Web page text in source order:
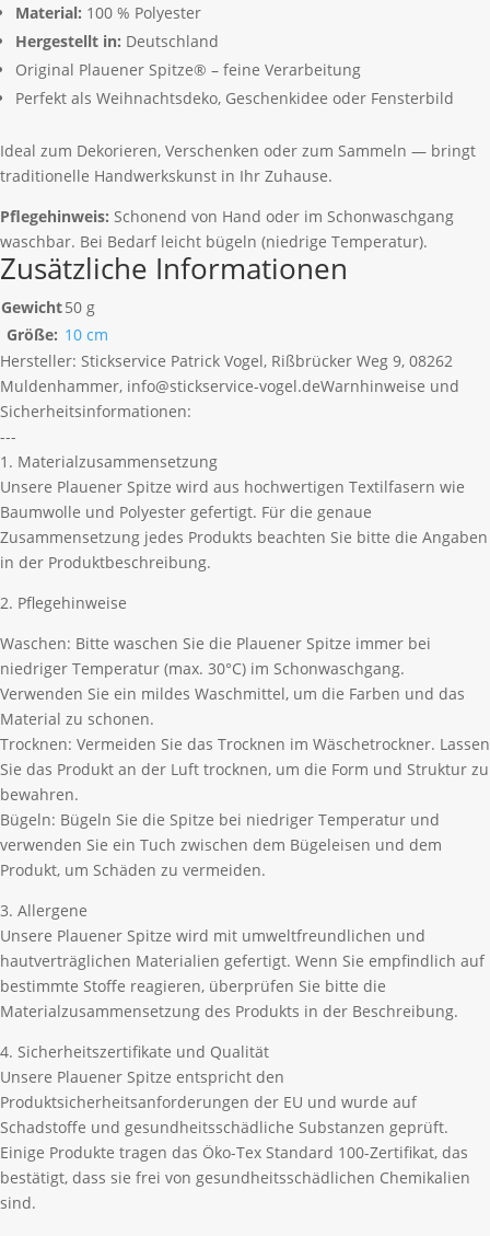
Material: 100 % Polyester
Hergestellt in: Deutschland
Original Plauener Spitze® – feine Verarbeitung
Perfekt als Weihnachtsdeko, Geschenkidee oder Fensterbild
Ideal zum Dekorieren, Verschenken oder zum Sammeln — bringt
traditionelle Handwerkskunst in Ihr Zuhause.
Pflegehinweis: Schonend von Hand oder im Schonwaschgang
waschbar. Bei Bedarf leicht bügeln (niedrige Temperatur).
Zusätzliche Informationen
Gewicht50 g
Größe: 10 cm
Hersteller: Stickservice Patrick Vogel, Rißbrücker Weg 9, 08262
Muldenhammer, info@stickservice-vogel.deWarnhinweise und
Sicherheitsinformationen:
---
1. Materialzusammensetzung
Unsere Plauener Spitze wird aus hochwertigen Textilfasern wie
Baumwolle und Polyester gefertigt. Für die genaue
Zusammensetzung jedes Produkts beachten Sie bitte die Angaben
in der Produktbeschreibung.
2. Pflegehinweise
Waschen: Bitte waschen Sie die Plauener Spitze immer bei
niedriger Temperatur (max. 30°C) im Schonwaschgang.
Verwenden Sie ein mildes Waschmittel, um die Farben und das
Material zu schonen.
Trocknen: Vermeiden Sie das Trocknen im Wäschetrockner. Lassen
Sie das Produkt an der Luft trocknen, um die Form und Struktur zu
bewahren.
Bügeln: Bügeln Sie die Spitze bei niedriger Temperatur und
verwenden Sie ein Tuch zwischen dem Bügeleisen und dem
Produkt, um Schäden zu vermeiden.
3. Allergene
Unsere Plauener Spitze wird mit umweltfreundlichen und
hautverträglichen Materialien gefertigt. Wenn Sie empfindlich auf
bestimmte Stoffe reagieren, überprüfen Sie bitte die
Materialzusammensetzung des Produkts in der Beschreibung.
4. Sicherheitszertifikate und Qualität
Unsere Plauener Spitze entspricht den
Produktsicherheitsanforderungen der EU und wurde auf
Schadstoffe und gesundheitsschädliche Substanzen geprüft.
Einige Produkte tragen das Öko-Tex Standard 100-Zertifikat, das
bestätigt, dass sie frei von gesundheitsschädlichen Chemikalien
sind.